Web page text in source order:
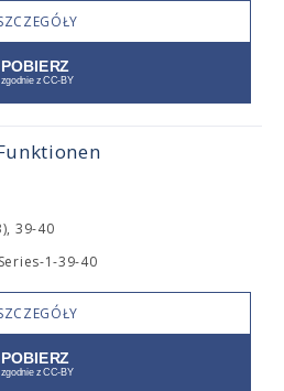
39-40
1-39-40